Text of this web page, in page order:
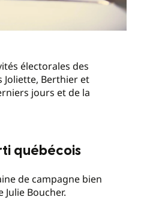
électorales des
Berthier et
jours et de la
québécois
de campagne bien
Boucher.